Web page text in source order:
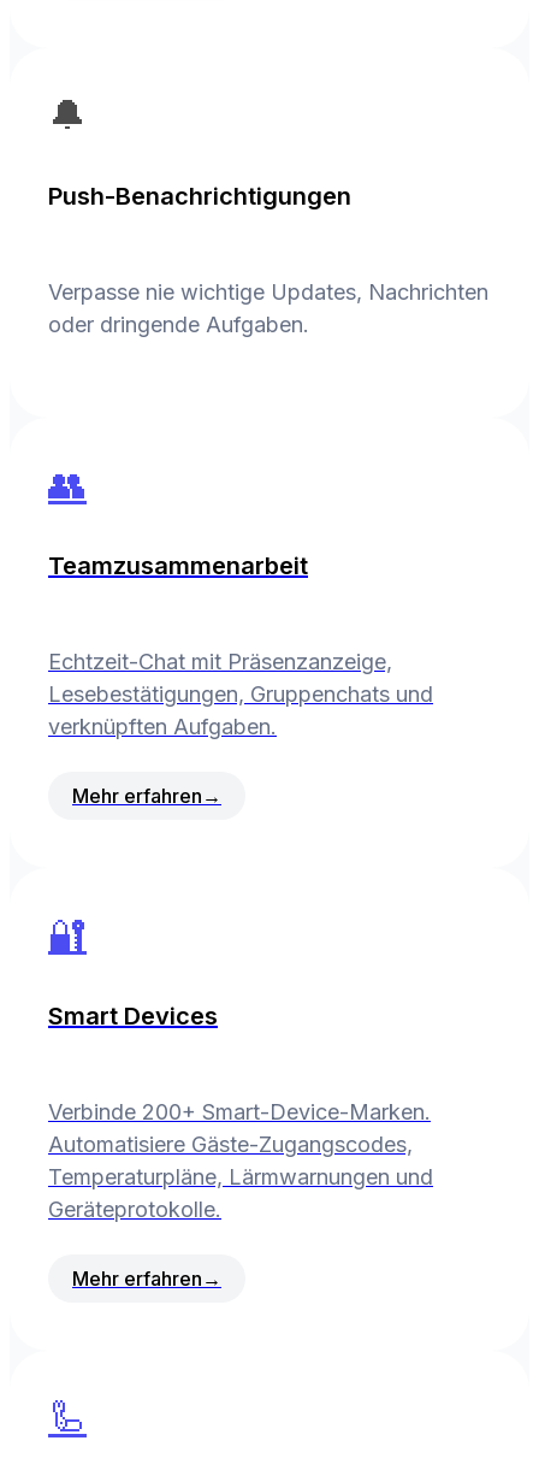
🔔
Push-Benachrichtigungen
Verpasse nie wichtige Updates, Nachrichten
oder dringende Aufgaben.
👥
Teamzusammenarbeit
Echtzeit-Chat mit Präsenzanzeige,
Lesebestätigungen, Gruppenchats und
verknüpften Aufgaben.
Mehr erfahren →
🔐
Smart Devices
Verbinde 200+ Smart-Device-Marken.
Automatisiere Gäste-Zugangscodes,
Temperaturpläne, Lärmwarnungen und
Geräteprotokolle.
Mehr erfahren →
🦾